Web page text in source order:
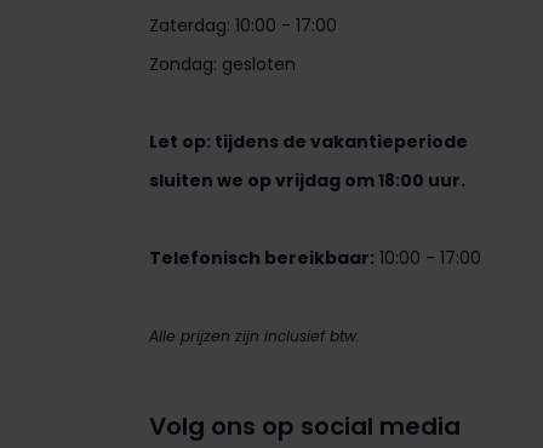
Zaterdag: 10:00 - 17:00
Zondag: gesloten
Let op: tijdens de vakantieperiode
sluiten we op vrijdag om 18:00 uur.
Telefonisch bereikbaar: 10:00 - 17:00
Alle prijzen zijn inclusief btw.
Volg ons op social media